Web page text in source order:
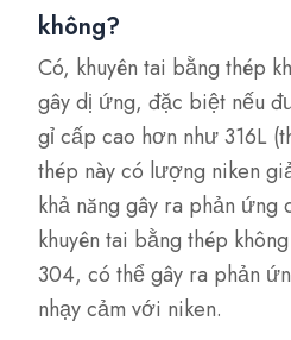
không?
Có, khuyên tai bằng thép
gây dị ứng, đặc biệt nếu
gỉ cấp cao hơn như 316L
thép này có lượng niken
khả năng gây ra phản ứng
khuyên tai bằng thép
304, có thể gây ra phản
nhạy cảm với niken.